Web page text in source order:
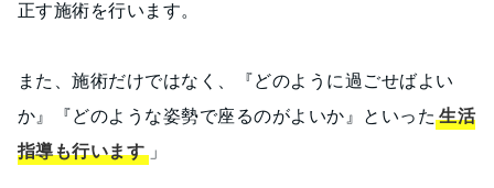
正す施術を行います。
また、施術だけではなく、『どのように過ごせばよい
か』『どのような姿勢で座るのがよいか』といった生活
指導も行います」